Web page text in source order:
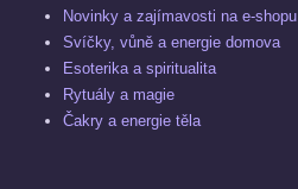
Novinky a zajímavosti na e-shopu
Svíčky, vůně a energie domova
Esoterika a spiritualita
Rytuály a magie
Čakry a energie těla